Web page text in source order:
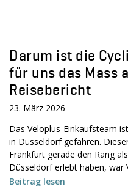
Darum ist die
für uns das Mass
Reisebericht
23. März 2026
Das Veloplus-Einkaufsteam
in Düsseldorf gefahren.
Frankfurt gerade den Rang
Düsseldorf erlebt haben, war
Beitrag lesen